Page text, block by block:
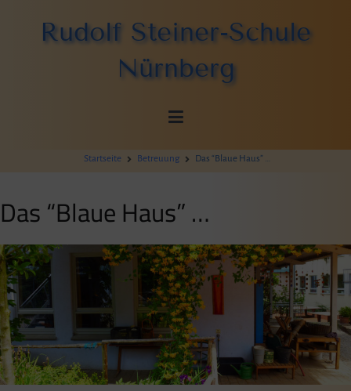
springenRudolf Steiner-Schule
Nürnberg
Startseite Betreuung Das “Blaue Haus” …
Das “Blaue Haus” …